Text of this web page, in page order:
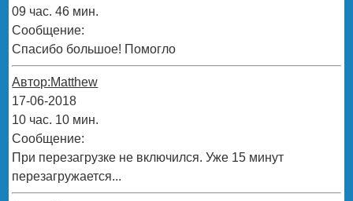
09 час. 46 мин.
Сообщение:
Спасибо большое! Помогло
Автор:Matthew
17-06-2018
10 час. 10 мин.
Сообщение:
При перезагрузке не включился. Уже 15 минут
перезагружается...